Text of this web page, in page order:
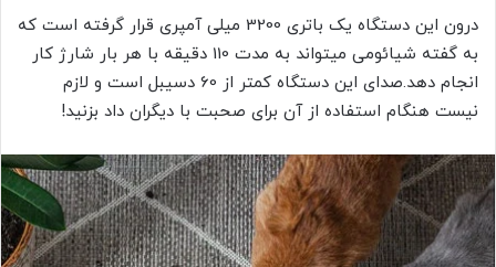
درون این دستگاه یک باتری 3200 میلی آمپری قرار گرفته است که
به گفته شیائومی میتواند به مدت 110 دقیقه با هر بار شارژ کار
انجام دهد.صدای این دستگاه کمتر از 60 دسیبل است و لازم
نیست هنگام استفاده از آن برای صحبت با دیگران داد بزنید!